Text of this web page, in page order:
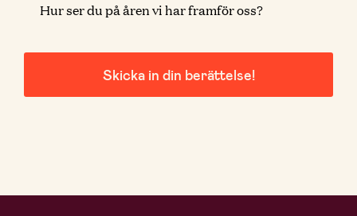
Hur ser du på åren vi har framför oss?
Skicka in din berättelse!